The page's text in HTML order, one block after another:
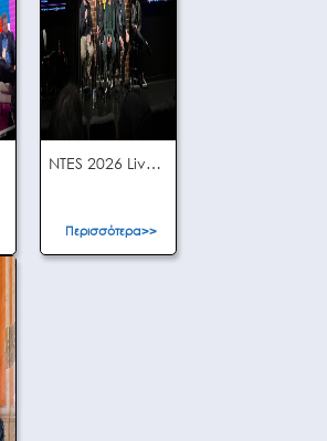
NTES 2026 Liverpool
Περισσότερα>>